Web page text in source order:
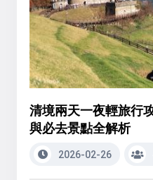
清境兩天一夜輕旅行
與必去景點全解析
2026-02-26